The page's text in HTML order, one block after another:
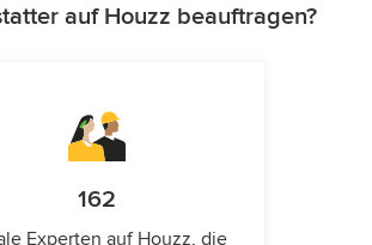
auf Houzz beauftragen?
162
Experten auf Houzz, die